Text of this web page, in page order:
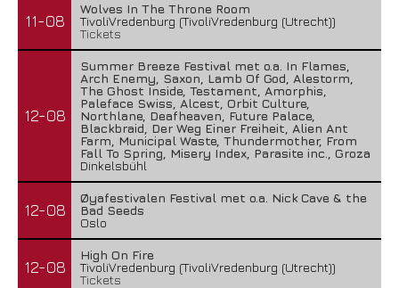
11-08
Wolves In The Throne Room
TivoliVredenburg (TivoliVredenburg (Utrecht))
Tickets
12-08
Summer Breeze Festival met o.a. In Flames,
Arch Enemy, Saxon, Lamb Of God, Alestorm,
The Ghost Inside, Testament, Amorphis,
Paleface Swiss, Alcest, Orbit Culture,
Northlane, Deafheaven, Future Palace,
Blackbraid, Der Weg Einer Freiheit, Alien Ant
Farm, Municipal Waste, Thundermother, From
Fall To Spring, Misery Index, Parasite inc., Groza
Dinkelsbühl
12-08
Øyafestivalen Festival met o.a. Nick Cave & the
Bad Seeds
Oslo
12-08
High On Fire
TivoliVredenburg (TivoliVredenburg (Utrecht))
Tickets